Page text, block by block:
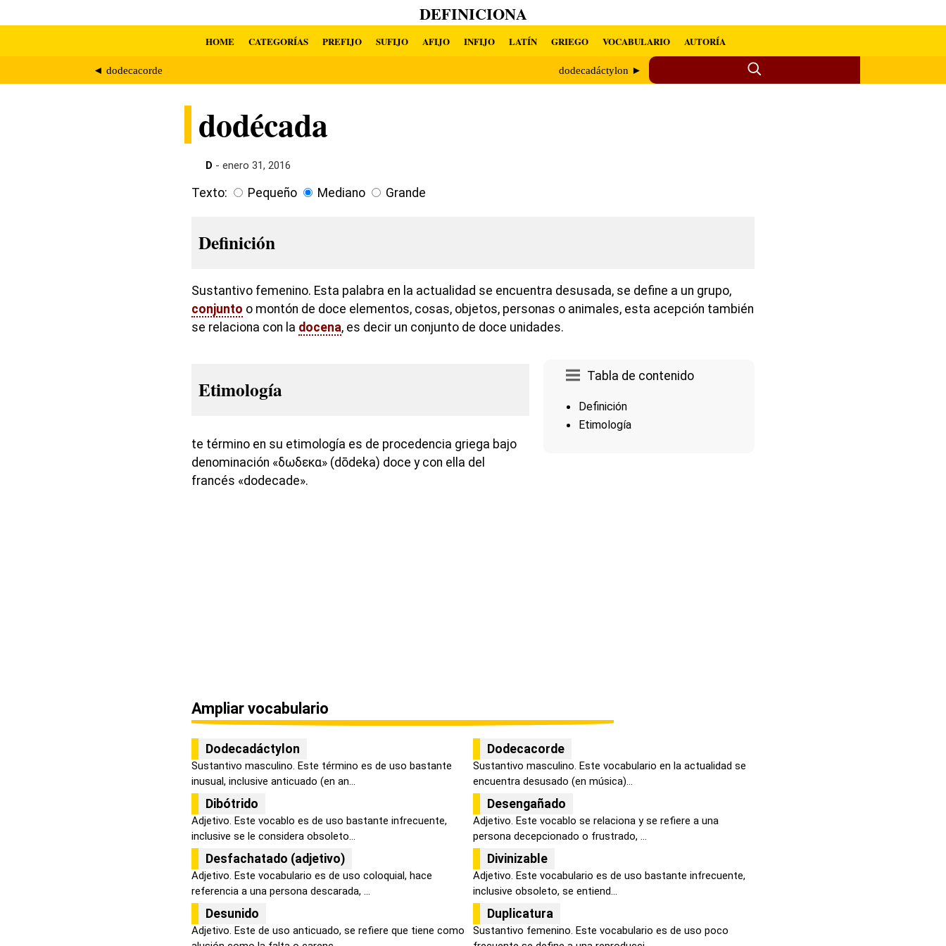
DEFINICIONA
HOME CATEGORÍAS PREFIJO SUFIJO AFIJO INFIJO LATÍN GRIEGO VOCABULARIO AUTORÍA
◄ dodecacorde dodecadáctylon ►
dodécada
D - enero 31, 2016
Texto: Pequeño Mediano Grande
Definición
Sustantivo femenino. Esta palabra en la actualidad se encuentra desusada, se define a un grupo,
conjunto o montón de doce elementos, cosas, objetos, personas o animales, esta acepción también
se relaciona con la docena, es decir un conjunto de doce unidades.
Tabla de contenido
Definición
Etimología
Etimología
te término en su etimología es de procedencia griega bajo
denominación «δωδεκα» (dōdeka) doce y con ella del
francés «dodecade».
Ampliar vocabulario
Dodecadáctylon
Sustantivo masculino. Este término es de uso bastante
inusual, inclusive anticuado (en an...
Dodecacorde
Sustantivo masculino. Este vocabulario en la actualidad se
encuentra desusado (en música)...
Dibótrido
Adjetivo. Este vocablo es de uso bastante infrecuente,
inclusive se le considera obsoleto...
Desengañado
Adjetivo. Este vocablo se relaciona y se refiere a una
persona decepcionado o frustrado, ...
Desfachatado (adjetivo)
Adjetivo. Este vocabulario es de uso coloquial, hace
referencia a una persona descarada, ...
Divinizable
Adjetivo. Este vocabulario es de uso bastante infrecuente,
inclusive obsoleto, se entiend...
Desunido
Adjetivo. Este de uso anticuado, se refiere que tiene como
Duplicatura
Sustantivo femenino. Este vocabulario es de uso poco